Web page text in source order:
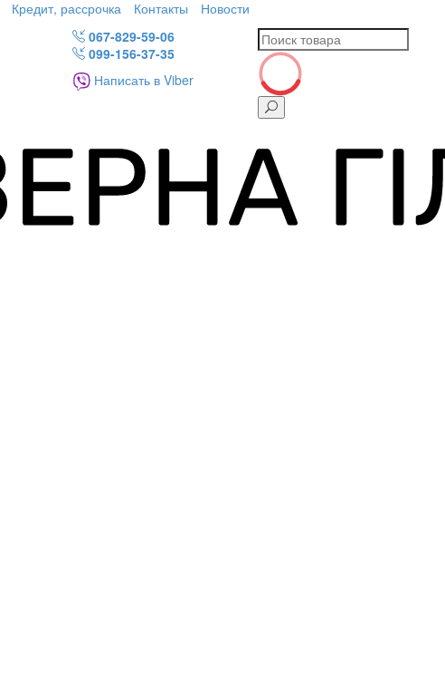
Кредит, рассрочка Контакты Новости
067-829-59-06
099-156-37-35
Написать в Viber